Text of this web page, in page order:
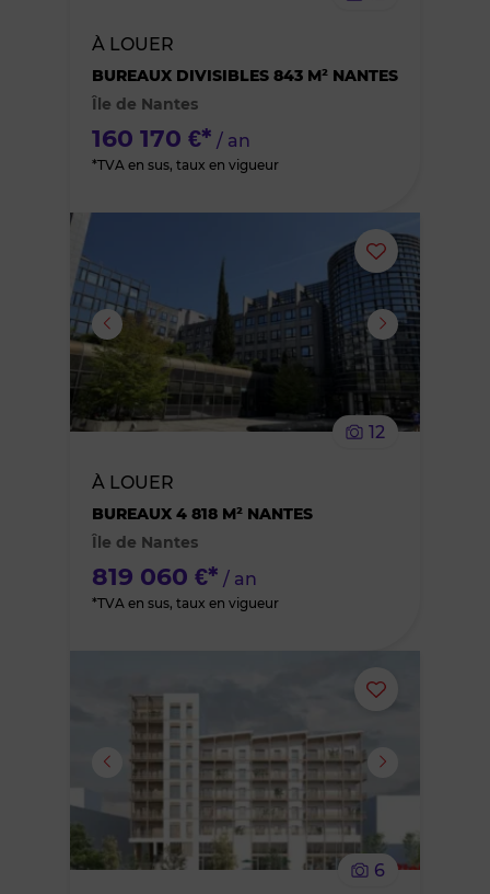
des
À LOUER
BUREAUX DIVISIBLES 843 M² NANTES
Île de Nantes
160 170 €* / an
*TVA en sus, taux en vigueur
Ajouter
ou
supprimer
le
12
À LOUER
BUREAUX 4 818 M² NANTES
Île de Nantes
819 060 €* / an
*TVA en sus, taux en vigueur
Ajouter
supprimer
le
6